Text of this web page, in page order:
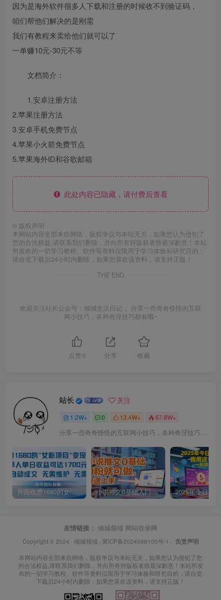
因为是海外软件很多人下载和注册的时候收不到验证码，
咱们帮他们解决的是刚需
我们有教程来卖给他们就可以了
一单赚10元-30元不等
文档简介：
1.安卓注册方法
2.苹果注册方法
3.安卓手机免费节点
4.苹果小火箭免费节点
5.苹果海外ID和谷歌邮箱
此处内容已隐藏，请付费后查看
© 版权声明
本网站内容全部来自网络，版权争议与本站无关，如果您认为侵犯了
您的合法权益,请联系我们删除，并向所有持版权者致最深歉意！本站
所发布的一切学习教程、软件等资料仅限用于学习体验和研究目的；
请自觉下载后24小时内删除，如果您喜欢该资料，请支持正版！
THE END
欢迎关注站长公众号：倾城生活日记 。分享一些奇奇怪怪的互联
网小技巧，各种奇淫技巧都有哦~
点赞 0 分享 收藏
站长 关注
1.2W+ 0 13.4W+ 67.8W+
分享一些奇奇怪怪的互联网小技巧，各种奇淫技巧都在本站。
外面收费1680的女粉项目变现，单人单日收益可达1.7k，全自动成交无需维护 小说推文0基础入门教程，0粉就可做，快速上手
友情链接： 倾城领域 网站收录网
Copyright © 2024 · 倾城领域 · 冀ICP备2024088100号-1 · 负责声明
本网站内容全部来自网络，版权争议与本站无关，如果您认为侵犯了您
的合法权益,请联系我们删除，并向所有持版权者致最深歉意！本站所发
布的一切学习教程、软件等资料仅限用于学习体验和研究目的；请自觉
下载后24小时内删除，如果您喜欢该资料，请支持正版！